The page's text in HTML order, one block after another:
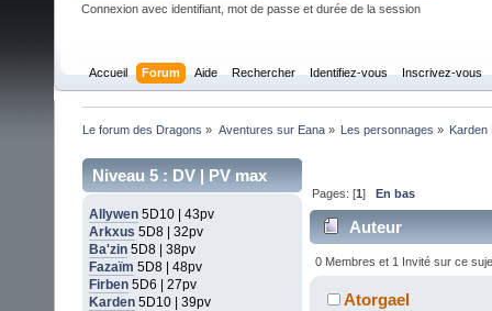
Connexion avec identifiant, mot de passe et durée de la session
Accueil Forum Aide Rechercher Identifiez-vous Inscrivez-vous
Le forum des Dragons » Aventures sur Eana» Les personnages » Karden
Niveau 5 : DV | PV max
Allywen 5D10 | 43pv
Arkxus 5D8 | 32pv
Ba'zin 5D8 | 38pv
Fazaïm 5D8 | 48pv
Firben 5D6 | 27pv
Karden 5D10 | 39pv
Pages: [1]En bas
Auteur
0 Membres et 1 Invité sur ce
Atorgael